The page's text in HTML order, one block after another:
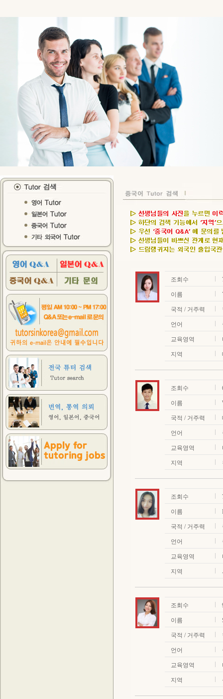
조회수
이름
국적 / 거주력
언어
교육영역
지역
조회수
이름
국적 / 거주력
언어
교육영역
지역
조회수
이름
국적 / 거주력
언어
교육영역
지역
조회수
이름
국적 / 거주력
언어
교육영역
지역